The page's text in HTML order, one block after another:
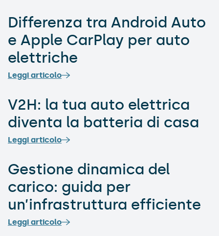
Differenza tra Android Auto
e Apple CarPlay per auto
elettriche
Leggi articolo
V2H: la tua auto elettrica
diventa la batteria di casa
Leggi articolo
Gestione dinamica del
carico: guida per
un’infrastruttura efficiente
Leggi articolo